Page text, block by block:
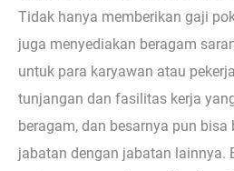
Tidak hanya memberikan gaji
juga menyediakan beragam
untuk para karyawan atau
tunjangan dan fasilitas kerja
beragam, dan besarnya pun bisa
jabatan dengan jabatan lainnya.